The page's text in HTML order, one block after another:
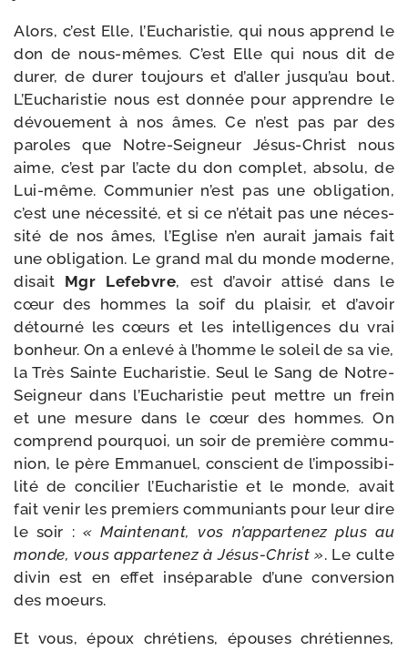
Alors, c’est Elle, l’Eucharistie, qui nous apprend le
don de nous-​mêmes. C’est Elle qui nous dit de
durer, de durer tou­jours et d’al­ler jus­qu’au bout.
L’Eucharistie nous est don­née pour apprendre le
dévoue­ment à nos âmes. Ce n’est pas par des
paroles que Notre-​Seigneur Jésus-​Christ nous
aime, c’est par l’acte du don com­plet, abso­lu, de
Lui-​même. Communier n’est pas une obli­ga­tion,
c’est une néces­si­té, et si ce n’é­tait pas une néces­
si­té de nos âmes, l’Eglise n’en aurait jamais fait
une obli­ga­tion. Le grand mal du monde moderne,
disait Mgr Lefebvre, est d’a­voir atti­sé dans le
cœur des hommes la soif du plai­sir, et d’a­voir
détour­né les cœurs et les intel­li­gences du vrai
bon­heur. On a enle­vé à l’homme le soleil de sa vie,
la Très Sainte Eucharistie. Seul le Sang de Notre-​
Seigneur dans l’Eucharistie peut mettre un frein
et une mesure dans le cœur des hommes. On
com­prend pour­quoi, un soir de pre­mière com­mu­
nion, le père Emmanuel, conscient de l’im­pos­si­bi­
li­té de conci­lier l’Eucharistie et le monde, avait
fait venir les pre­miers com­mu­niants pour leur dire
le soir : « Maintenant, vos n’ap­par­te­nez plus au
monde, vous appar­te­nez à Jésus-​Christ ». Le culte
divin est en effet insé­pa­rable d’une conver­sion
des moeurs.
Et vous, époux chré­tiens, épouses chré­tiennes,